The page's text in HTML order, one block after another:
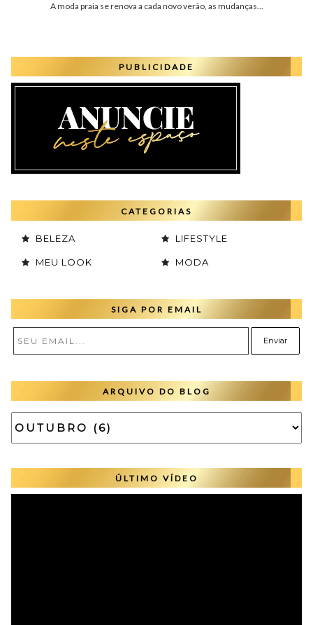
A moda praia se renova a cada novo verão, as mudanças...
PUBLICIDADE
CATEGORIAS
BELEZA LIFESTYLE
MEU LOOK MODA
SIGA POR EMAIL
ARQUIVO DO BLOG
ÚLTIMO VÍDEO